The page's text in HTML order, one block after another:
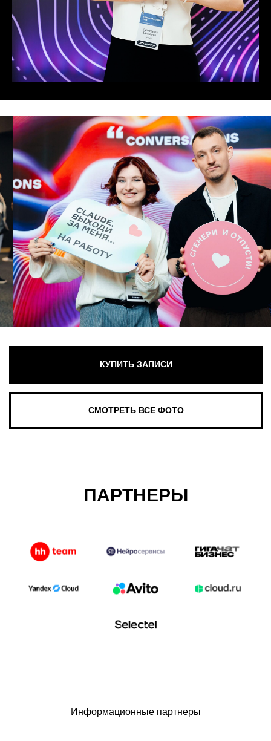
ПАРТНЕРЫ
Информационные партнеры